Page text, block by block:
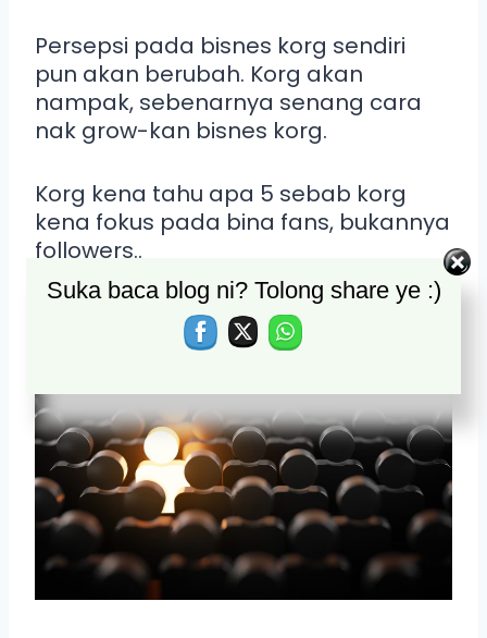
Persepsi pada bisnes korg sendiri
pun akan berubah. Korg akan
nampak, sebenarnya senang cara
nak grow-kan bisnes korg.
Korg kena tahu apa 5 sebab korg
kena fokus pada bina fans, bukannya
followers..
Suka baca blog ni? Tolong share ye :)